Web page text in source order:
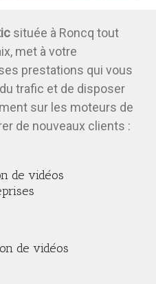
située à Roncq tout
met à votre
prestations qui vous
trafic et de disposer
sur les moteurs de
de nouveaux clients :
de vidéos
de vidéos